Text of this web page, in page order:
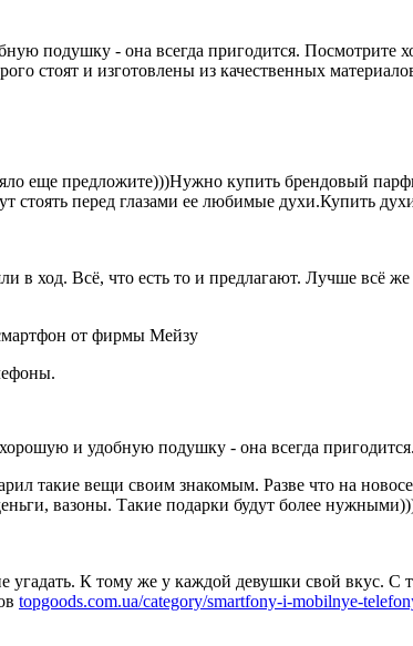
подушку - она всегда пригодится. Посмотрите
стоят и изготовлены из качественных
еще предложите)))Нужно купить брендовый
стоять перед глазами ее любимые духи.Купить
в ход. Всё, что есть то и предлагают. Лучше всё
от фирмы Мейзу
и удобную подушку - она всегда пригодится.
такие вещи своим знакомым. Разве что на
вазоны. Такие подарки будут более
угадать. К тому же у каждой девушки свой вкус. С
topgoods.com.ua/category/smartfony-i-mobilnye-